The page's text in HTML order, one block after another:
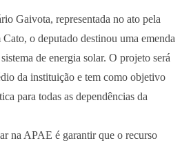
Gaivota, representada no ato pela
o deputado destinou uma emenda
de energia solar. O projeto será
da instituição e tem como objetivo
para todas as dependências da
na APAE é garantir que o recurso